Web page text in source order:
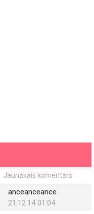
Jaunākais komentārs
anceanceance
21.12.14 01:04